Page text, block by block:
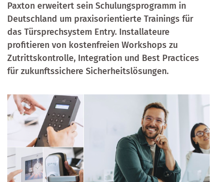
Paxton erweitert sein Schulungsprogramm in
Deutschland um praxisorientierte Trainings für
das Türsprechsystem Entry. Installateure
profitieren von kostenfreien Workshops zu
Zutrittskontrolle, Integration und Best Practices
für zukunftssichere Sicherheitslösungen.